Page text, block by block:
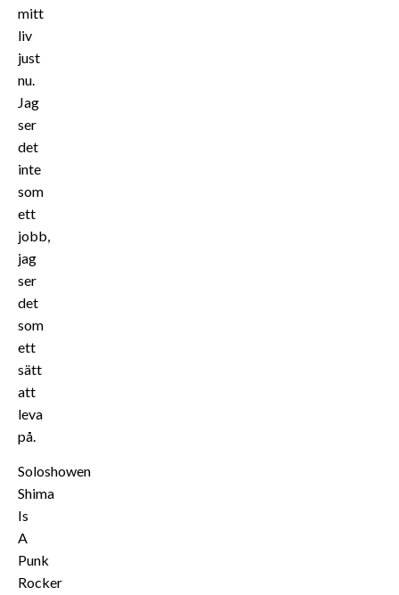
mitt
liv
just
nu.
Jag
ser
det
inte
som
ett
jobb,
jag
ser
det
som
ett
sätt
att
leva
på.
Soloshowen
Shima
Is
A
Punk
Rocker